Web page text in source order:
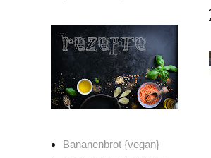
Bananenbrot {vegan}